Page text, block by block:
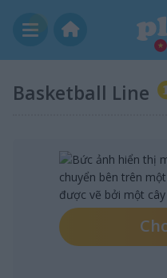
Basketball Line